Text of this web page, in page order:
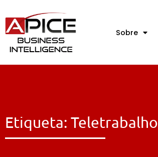
Sobre
Etiqueta: Teletrabalho